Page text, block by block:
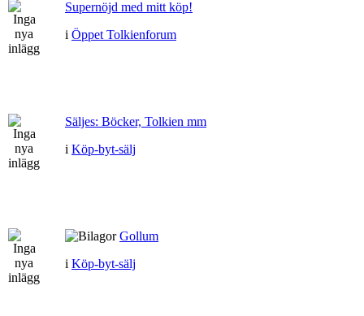
Supernöjd med mitt köp!
i Öppet Tolkienforum
Säljes: Böcker, Tolkien mm
i Köp-byt-sälj
Gollum
i Köp-byt-sälj